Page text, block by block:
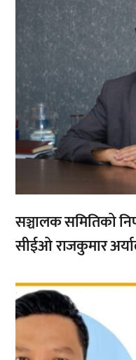
सञ्चालक समितिको
सीईओ राजकुमार
,